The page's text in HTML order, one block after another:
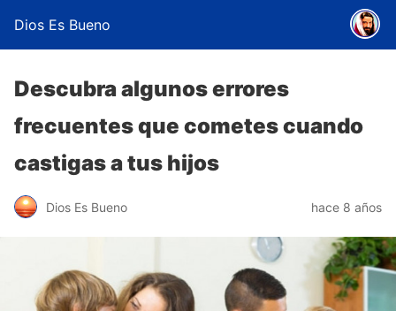
Dios Es Bueno
Descubra algunos errores
frecuentes que cometes cuando
castigas a tus hijos
Dios Es Bueno hace 8 años